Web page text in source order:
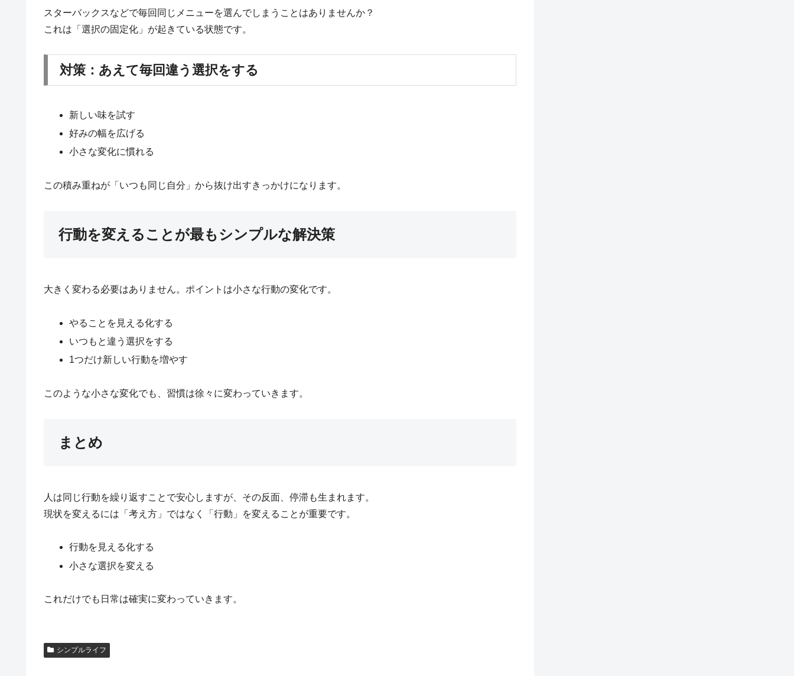
スターバックスなどで毎回同じメニューを選んでしまうことはありませんか？
これは「選択の固定化」が起きている状態です。
対策：あえて毎回違う選択をする
新しい味を試す
好みの幅を広げる
小さな変化に慣れる
この積み重ねが「いつも同じ自分」から抜け出すきっかけになります。
行動を変えることが最もシンプルな解決策
大きく変わる必要はありません。ポイントは小さな行動の変化です。
やることを見える化する
いつもと違う選択をする
1つだけ新しい行動を増やす
このような小さな変化でも、習慣は徐々に変わっていきます。
まとめ
人は同じ行動を繰り返すことで安心しますが、その反面、停滞も生まれます。
現状を変えるには「考え方」ではなく「行動」を変えることが重要です。
行動を見える化する
小さな選択を変える
これだけでも日常は確実に変わっていきます。
シンプルライフ